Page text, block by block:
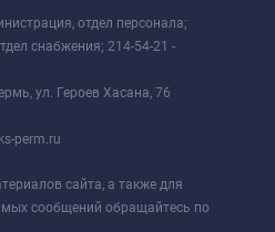
отдел персонала;
снабжения; 214-54-21 -
ул. Героев Хасана, 76
perm.ru
сайта, а также для
сообщений обращайтесь по